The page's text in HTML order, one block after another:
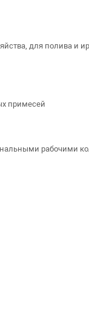
для полива и
примесей
рабочими